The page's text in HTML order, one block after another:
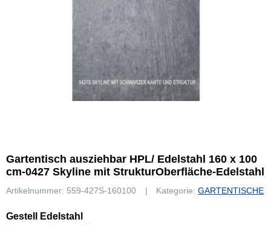
Gartentisch ausziehbar HPL/ Edelstahl 160 x 100
cm-0427 Skyline mit StrukturOberfläche-Edelstahl
Artikelnummer: 559-427S-160100 Kategorie: GARTENTISCHE
Gestell Edelstahl